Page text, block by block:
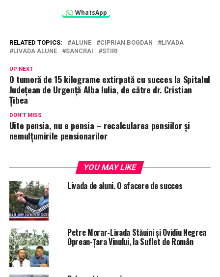
WhatsApp
RELATED TOPICS: ALUNE CIPRIAN BOGDAN
LIVADA
LIVADA ALUNE
SANCRAI STIRI
UP NEXT
O tumoră de 15 kilograme extirpată cu succes la Spitalul
Județean de Urgență Alba Iulia, de către dr. Cristian
Țibea
DON'T MISS
Uite pensia, nu e pensia – recalcularea pensiilor și
nemulțumirile pensionarilor
YOU MAY LIKE
Livada de aluni. O afacere de succes
Petre Morar-Livada Stăuini şi Ovidiu Negrea
Oprean-Ţara Vinului, la Suflet de Român